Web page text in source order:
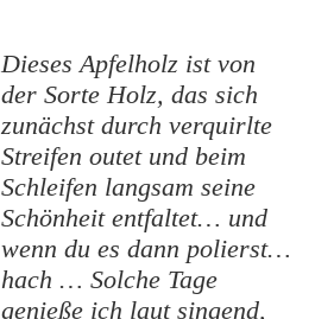
Dieses Apfelholz ist von
der Sorte Holz, das sich
zunächst durch verquirlte
Streifen outet und beim
Schleifen langsam seine
Schönheit entfaltet… und
wenn du es dann polierst…
hach … Solche Tage
genieße ich laut singend,